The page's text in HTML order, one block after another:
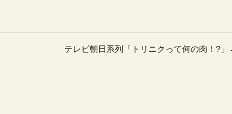
テレビ朝日系列「トリニクって何の肉！?」